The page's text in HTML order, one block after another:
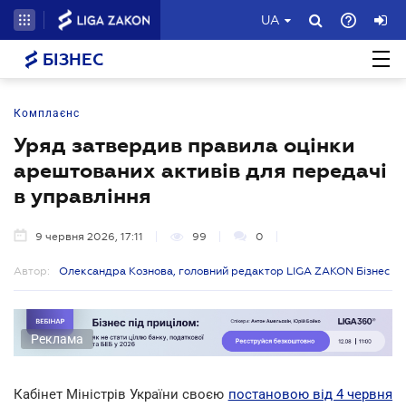
UA
БІЗНЕС
Комплаєнс
Уряд затвердив правила оцінки
арештованих активів для передачі
в управління
9 червня 2026, 17:11 99 0
Автор: Олександра Кознова, головний редактор LIGA ZAKON Бізнес
Реклама
Кабінет Міністрів України своєю постановою від 4 червня